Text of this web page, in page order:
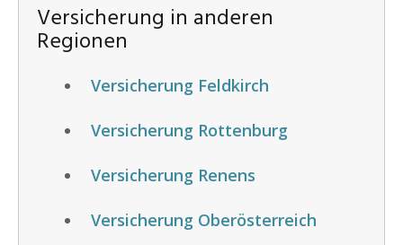
Versicherung in anderen
Regionen
Versicherung Feldkirch
Versicherung Rottenburg
Versicherung Renens
Versicherung Oberösterreich